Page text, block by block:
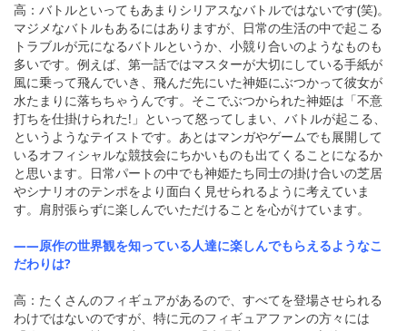
高：バトルといってもあまりシリアスなバトルではないです(笑)。
マジメなバトルもあるにはありますが、日常の生活の中で起こる
トラブルが元になるバトルというか、小競り合いのようなものも
多いです。例えば、第一話ではマスターが大切にしている手紙が
風に乗って飛んでいき、飛んだ先にいた神姫にぶつかって彼女が
水たまりに落ちちゃうんです。そこでぶつかられた神姫は「不意
打ちを仕掛けられた!」といって怒ってしまい、バトルが起こる、
というようなテイストです。あとはマンガやゲームでも展開して
いるオフィシャルな競技会にちかいものも出てくることになるか
と思います。日常パートの中でも神姫たち同士の掛け合いの芝居
やシナリオのテンポをより面白く見せられるように考えていま
す。肩肘張らずに楽しんでいただけることを心がけています。
――原作の世界観を知っている人達に楽しんでもらえるようなこ
だわりは?
高：たくさんのフィギュアがあるので、すべてを登場させられる
わけではないのですが、特に元のフィギュアファンの方々には